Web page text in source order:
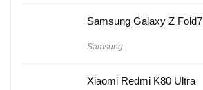
Samsung Galaxy Z Fold7
Samsung
Xiaomi Redmi K80 Ultra